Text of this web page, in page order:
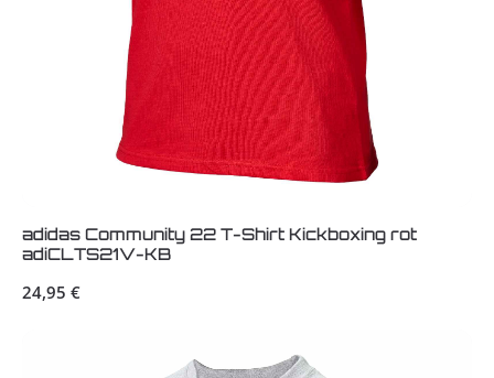
adidas Community 22 T-Shirt Kickboxing rot
adiCLTS21V-KB
Regulärer Preis:
24,95 €